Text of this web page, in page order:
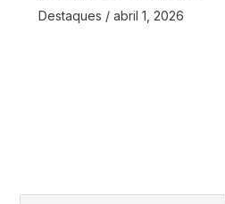
Destaques / abril 1, 2026